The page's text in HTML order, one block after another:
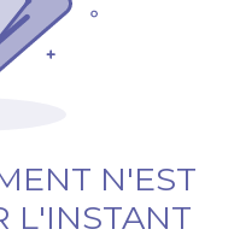
N'EST
L'INSTANT